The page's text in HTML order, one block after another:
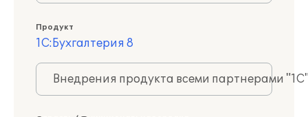
Продукт
1С:Бухгалтерия 8
Внедрения продукта всеми партнерами